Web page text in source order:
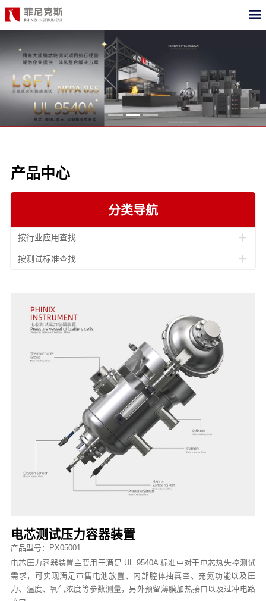
首页
产品中心
合作案例
关于我们
职位招聘
产品中心
分类导航
按行业应用查找
按测试标准查找
UL9540A锂电池燃烧性能测试系统
产品型号：PX08002
锂电池燃烧性能测试系统参照UL 9540A，根据氧消耗原理计算热释放速
率。用于检测锂电池在热失控条件下的燃烧行为和燃烧性能，并测定热
释放速率、热释放总量、烟密度等关键性数据
LSFT大尺度火烧测试系统
产品型号：PX08034
LSFT大尺度火烧测试系统，是依据 UL95040A：2025、NFPA-855 G.11
附录、CSA TS-800等国际标准关于储能系统大规模火烧测试的要求，由
费尔曼安全科技公司自主设计、制造的整合系统化测试平台，通过模拟
电芯测试压力容器装置
产品型号：PX05001
电芯压力容器装置主要用于满足 UL 9540A 标准中对于电芯热失控测试
需求，可实现满足市售电池放置、内部腔体抽真空、充氮功能以及压
力、温度、氧气浓度等参数测量，另外预留薄膜加热接口以及过冲电路
锥形量热仪
产品型号：PX07007
锥形量热仪是以耗氧量原理测量材料的热释放速率。所谓耗氧量原理就
是：材料燃烧时消耗每一单位的氧气所释放的热量基本是相同的。当试
样暴露于锥形加热器的热源时，锥形量热仪可测量试样的热释放率，生
UL9540A锂电池燃烧性能测试系统
产品型号：PX08002
锂电池燃烧性能测试系统参照UL 9540A，根据氧消耗原理计算热释放速
率。用于检测锂电池在热失控条件下的燃烧行为和燃烧性能，并测定热
释放速率、热释放总量、烟密度等关键性数据
LSFT大尺度火烧测试系统
产品型号：PX08034
LSFT大尺度火烧测试系统，是依据 UL95040A：2025、NFPA-855 G.11
附录、CSA TS-800等国际标准关于储能系统大规模火烧测试的要求，由
费尔曼安全科技公司自主设计、制造的整合系统化测试平台，通过模拟